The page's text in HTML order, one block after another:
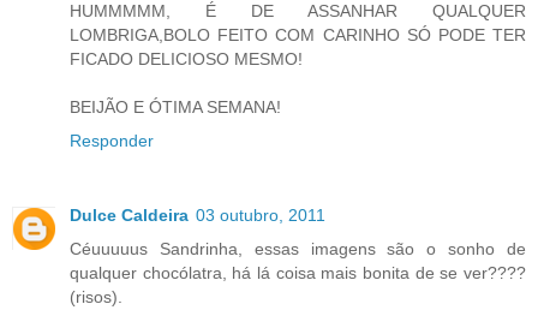
HUMMMMM, É DE ASSANHAR QUALQUER
LOMBRIGA,BOLO FEITO COM CARINHO SÓ PODE TER
FICADO DELICIOSO MESMO!
BEIJÃO E ÓTIMA SEMANA!
Responder
Dulce Caldeira 03 outubro, 2011
Céuuuuus Sandrinha, essas imagens são o sonho de
qualquer chocólatra, há lá coisa mais bonita de se ver????
(risos).